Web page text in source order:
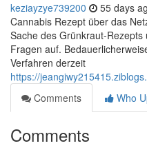
keziayzye739200 55 days
Cannabis Rezept über das
Sache des Grünkraut-
Fragen auf.
Verfahren derzeit
https://
Comments
Who
Comments